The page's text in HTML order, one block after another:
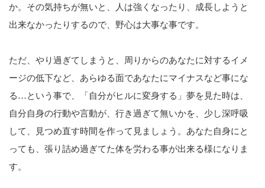
か。その気持ちが無いと、人は強くなったり、成長しようと
出来なかったりするので、野心は大事な事です。
ただ、やり過ぎてしまうと、周りからのあなたに対するイメ
ージの低下など、あらゆる面であなたにマイナスなど事にな
る…という事で、「自分がヒルに変身する」夢を見た時は、
自分自身の行動や言動が、行き過ぎて無いかを、少し深呼吸
して、見つめ直す時間を作って見ましょう。あなた自身にと
っても、張り詰め過ぎてた体を労わる事が出来る様になりま
す。